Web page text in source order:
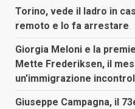
Torino, vede il ladro in
remoto e lo fa arrestare
Giorgia Meloni e la
Mette Frederiksen, il
un’immigrazione
Giuseppe Campagna, il